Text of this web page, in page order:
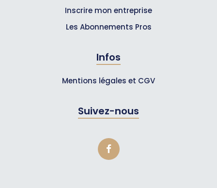
Inscrire mon entreprise
Les Abonnements Pros
Infos
Mentions légales et CGV
Suivez-nous